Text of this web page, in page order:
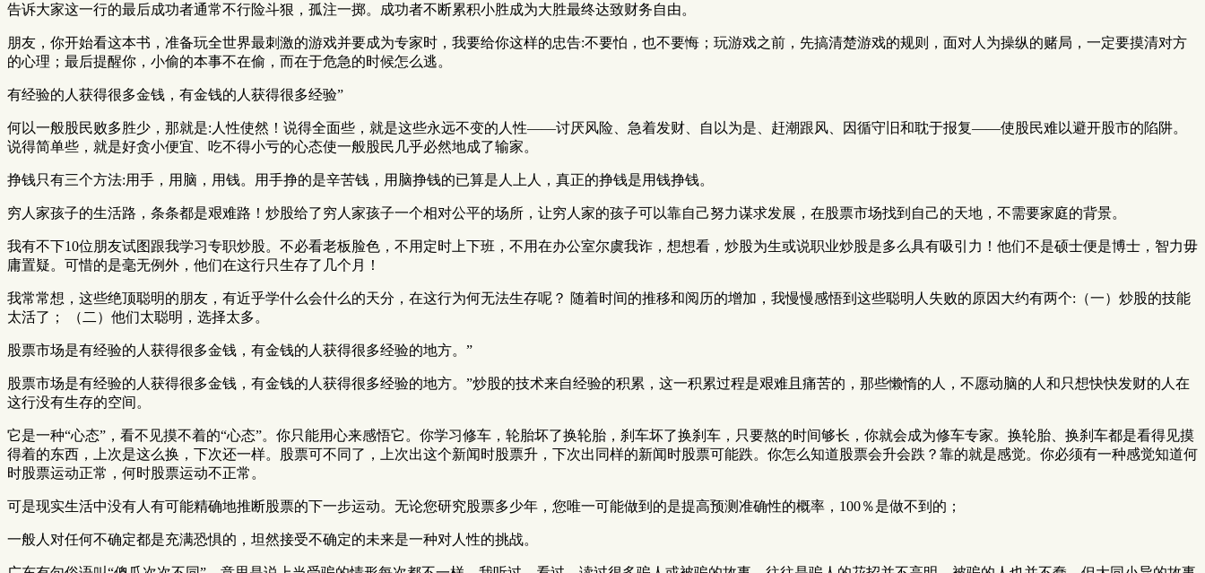
告诉大家这一行的最后成功者通常不行险斗狠，孤注一掷。成功者不断累积小胜成为大胜最终达致财务自由。
朋友，你开始看这本书，准备玩全世界最刺激的游戏并要成为专家时，我要给你这样的忠告:不要怕，也不要悔；玩游戏之前，先搞清楚游戏的规则，面对人为操纵的赌局，一定要摸清对方
的心理；最后提醒你，小偷的本事不在偷，而在于危急的时候怎么逃。
有经验的人获得很多金钱，有金钱的人获得很多经验”
何以一般股民败多胜少，那就是:人性使然！说得全面些，就是这些永远不变的人性——讨厌风险、急着发财、自以为是、赶潮跟风、因循守旧和耽于报复——使股民难以避开股市的陷阱。
说得简单些，就是好贪小便宜、吃不得小亏的心态使一般股民几乎必然地成了输家。
挣钱只有三个方法:用手，用脑，用钱。用手挣的是辛苦钱，用脑挣钱的已算是人上人，真正的挣钱是用钱挣钱。
穷人家孩子的生活路，条条都是艰难路！炒股给了穷人家孩子一个相对公平的场所，让穷人家的孩子可以靠自己努力谋求发展，在股票市场找到自己的天地，不需要家庭的背景。
我有不下10位朋友试图跟我学习专职炒股。不必看老板脸色，不用定时上下班，不用在办公室尔虞我诈，想想看，炒股为生或说职业炒股是多么具有吸引力！他们不是硕士便是博士，智力毋
庸置疑。可惜的是毫无例外，他们在这行只生存了几个月！
我常常想，这些绝顶聪明的朋友，有近乎学什么会什么的天分，在这行为何无法生存呢？ 随着时间的推移和阅历的增加，我慢慢感悟到这些聪明人失败的原因大约有两个:（一）炒股的技能
太活了； （二）他们太聪明，选择太多。
股票市场是有经验的人获得很多金钱，有金钱的人获得很多经验的地方。”
股票市场是有经验的人获得很多金钱，有金钱的人获得很多经验的地方。”炒股的技术来自经验的积累，这一积累过程是艰难且痛苦的，那些懒惰的人，不愿动脑的人和只想快快发财的人在
这行没有生存的空间。
它是一种“心态”，看不见摸不着的“心态”。你只能用心来感悟它。你学习修车，轮胎坏了换轮胎，刹车坏了换刹车，只要熬的时间够长，你就会成为修车专家。换轮胎、换刹车都是看得见摸
得着的东西，上次是这么换，下次还一样。股票可不同了，上次出这个新闻时股票升，下次出同样的新闻时股票可能跌。你怎么知道股票会升会跌？靠的就是感觉。你必须有一种感觉知道何
时股票运动正常，何时股票运动不正常。
可是现实生活中没有人有可能精确地推断股票的下一步运动。无论您研究股票多少年，您唯一可能做到的是提高预测准确性的概率，100％是做不到的；
一般人对任何不确定都是充满恐惧的，坦然接受不确定的未来是一种对人性的挑战。